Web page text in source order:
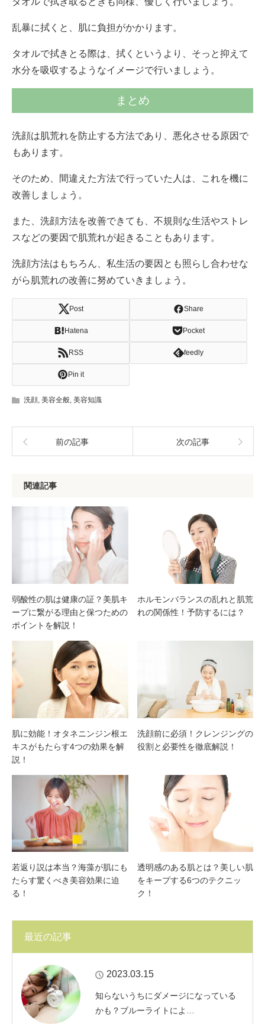
乱暴に拭くと、肌に負担がかかります。
タオルで拭きとる際は、拭くというより、そっと抑えて
水分を吸収するようなイメージで行いましょう。
まとめ
洗顔は肌荒れを防止する方法であり、悪化させる原因で
もあります。
そのため、間違えた方法で行っていた人は、これを機に
改善しましょう。
また、洗顔方法を改善できても、不規則な生活やストレ
スなどの要因で肌荒れが起きることもあります。
洗顔方法はもちろん、私生活の要因とも照らし合わせな
がら肌荒れの改善に努めていきましょう。
Post Share
Hatena Pocket
RSS feedly
Pin it
洗顔 美容全般 美容知識
前の記事 次の記事
関連記事
弱酸性の肌は健康の証？美肌キ
ープに繋がる理由と保つための
ポイントを解説！
ホルモンバランスの乱れと肌荒
れの関係性！予防するには？
肌に効能！オタネニンジン根エ
キスがもたらす4つの効果を解
説！
洗顔前に必須！クレンジングの
役割と必要性を徹底解説！
若返り説は本当？海藻が肌にも
たらす驚くべき美容効果に迫
る！
透明感のある肌とは？美しい肌
をキープする6つのテクニッ
ク！
最近の記事
2023.03.15
知らないうちにダメージになっている
かも？ブルーライトによ…